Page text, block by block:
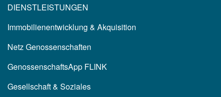
DIENSTLEISTUNGEN
Immobilienentwicklung & Akquisition
Netz Genossenschaften
GenossenschaftsApp FLINK
Gesellschaft & Soziales